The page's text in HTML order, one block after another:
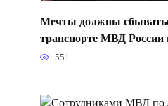
Мечты должны
транспорте МВД
551